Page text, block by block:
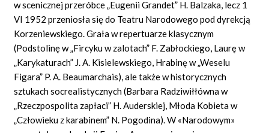
w scenicznej przeróbce „EugeniiGrandet” H. Balzaka, lecz 1
VI 1952 przeniosła się do Teatru Narodowego pod dyrekcją
Korzeniewskiego. Grała w repertuarze klasycznym
(Podstolinę w „Fircyku w zalotach” F. Zabłockiego, Laurę w
„Karykaturach” J. A. Kisielewskiego, Hrabinę w „Weselu
Figara” P. A. Beaumarchais),ale także w historycznych
sztukach socrealistycznych (Barbara Radziwiłłówna w
„Rzeczpospolita zapłaci” H. Auderskiej, Młoda Kobieta w
„Człowieku z karabinem” N. Pogodina). W «Narodowym»